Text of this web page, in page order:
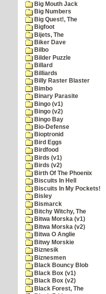
Big Mouth Jack
Big Numbers
Big Quest!, The
Bigfoot
Bijets, The
Biker Dave
Bilbo
Bilder Puzzle
Billard
Billiards
Billy Raster Blaster
Bimbo
Binary Parasite
Bingo (v1)
Bingo (v2)
Bingo Bay
Bio-Defense
Bioptronid
Bird Eggs
Birdfood
Birds (v1)
Birds (v2)
Birth Of The Phoenix
Biscuits In Hell
Biscuits In My Pockets!
Bisley
Bismarck
Bitchy Witchy, The
Bitwa Morska (v1)
Bitwa Morska (v2)
Bitwa O Anglie
Bitwy Morskie
Biznesik
Biznesmen
Black Bouncy Blob
Black Box (v1)
Black Box (v2)
Black Forest, The